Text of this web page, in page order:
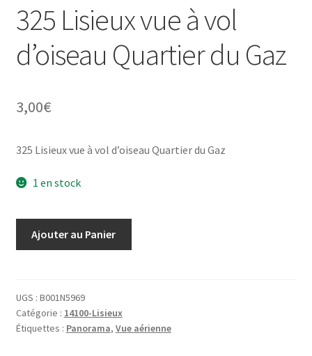
325 Lisieux vue à vol
d’oiseau Quartier du Gaz
3,00€
325 Lisieux vue à vol d’oiseau Quartier du Gaz
1 en stock
vue
à
vol
Ajouter au Panier
UGS : B001N5969
Catégorie : 14100-Lisieux
Étiquettes : Panorama, Vue aérienne